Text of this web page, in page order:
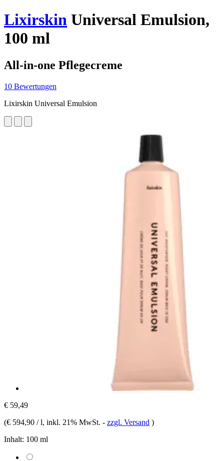
Lixirskin Universal Emulsion,
100 ml
All-in-one Pflegecreme
10 Bewertungen
Lixirskin Universal Emulsion
€ 59,49
(€ 594,90 / l, inkl. 21% MwSt. - zzgl. Versand )
Inhalt: 100 ml